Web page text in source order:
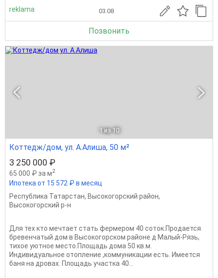
reklama 03.08
Позвонить
1 из 10
Коттедж/дом, ул. А.Алиша, 50 м²
3 250 000 ₽
65 000 ₽ за м2
Ипотека от 15 572 ₽ в месяц
Республика Татарстан, Высокогорский район,
Высокогорский р-н
Для тех кто мечтает стать фермером 40 соток.Продается
бревенчатый дом в Высокогорском районе д Малый-Рязь,
тихое уютное место.Площадь дома 50 кв.м.
Индивидуальное отопление ,коммуникации есть. Имеется
баня на дровах. Площадь участка 40...